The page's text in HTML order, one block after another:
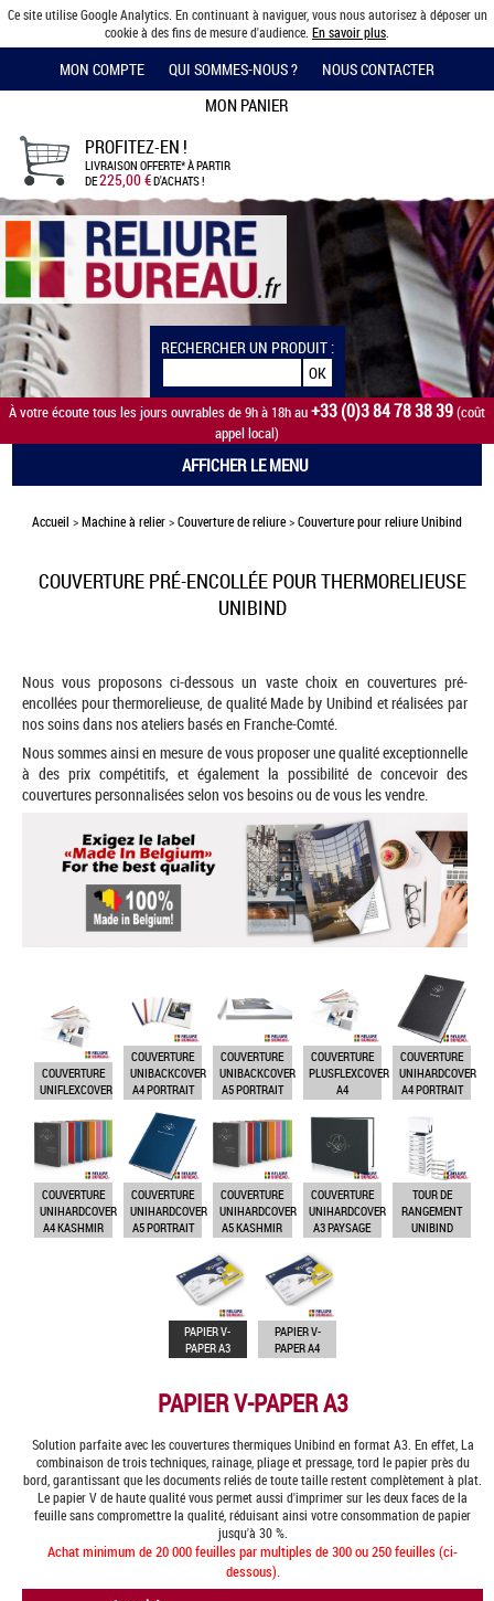
Ce site utilise Google Analytics. En continuant à naviguer, vous nous autorisez à déposer un
cookie à des fins de mesure d'audience. En savoir plus
MON COMPTE QUI SOMMES-NOUS ? NOUS CONTACTER
MON PANIER
PROFITEZ-EN !
LIVRAISON OFFERTE*À PARTIR
DE225,00 €D'ACHATS !
RECHERCHER UN PRODUIT :
À votre écoute tous les jours ouvrables de 9h à 18h au+33 (0)3 84 78 38 39(coût
appel local)
AFFICHER LE MENU
Accueil >Machine à relier>Couverture de reliure>Couverture pour reliure Unibind
COUVERTURE PRÉ-ENCOLLÉE POUR THERMORELIEUSE
UNIBIND
Nous vous proposons ci-dessous un vaste choix en couvertures pré-
encollées pour thermorelieuse, de qualité Made by Unibind et réalisées par
nos soins dans nos ateliers basés en Franche-Comté.
Nous sommes ainsi en mesure de vous proposer une qualité exceptionnelle
à des prix compétitifs, et également la possibilité de concevoir des
couvertures personnalisées selon vos besoins ou de vous les vendre.
COUVERTURE
UNIFLEXCOVER
COUVERTURE
UNIBACKCOVER
A4 PORTRAIT
COUVERTURE
UNIBACKCOVER
A5 PORTRAIT
COUVERTURE
PLUSFLEXCOVER
A4
COUVERTURE
UNIHARDCOVER
A4 PORTRAIT
COUVERTURE
UNIHARDCOVER
A4 KASHMIR
COUVERTURE
UNIHARDCOVER
A5 PORTRAIT
COUVERTURE
UNIHARDCOVER
A5 KASHMIR
COUVERTURE
UNIHARDCOVER
A3 PAYSAGE
TOUR DE
RANGEMENT
UNIBIND
PAPIER V-
PAPER A3
PAPIER V-
PAPER A4
PAPIER V-PAPER A3
Solution parfaite avec les couvertures thermiques Unibind en format A3. En effet, La
combinaison de trois techniques, rainage, pliage et pressage, tord le papier près du
bord, garantissant que les documents reliés de toute taille restent complètement à plat.
Le papier V de haute qualité vous permet aussi d'imprimer sur les deux faces de la
feuille sans compromettre la qualité, réduisant ainsi votre consommation de papier
jusqu'à 30 %.
Achat minimum de 20 000 feuilles par multiples de 300 ou 250 feuilles (ci-
dessous).